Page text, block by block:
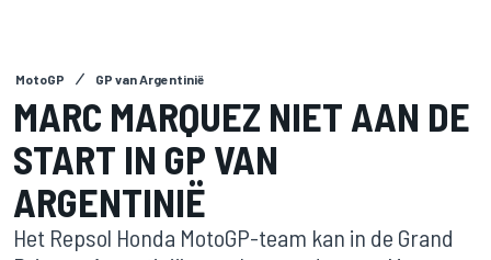
MotoGP GP van Argentinië
MARC MARQUEZ NIET AAN DE
START IN GP VAN
ARGENTINIË
Het Repsol Honda MotoGP-team kan in de Grand